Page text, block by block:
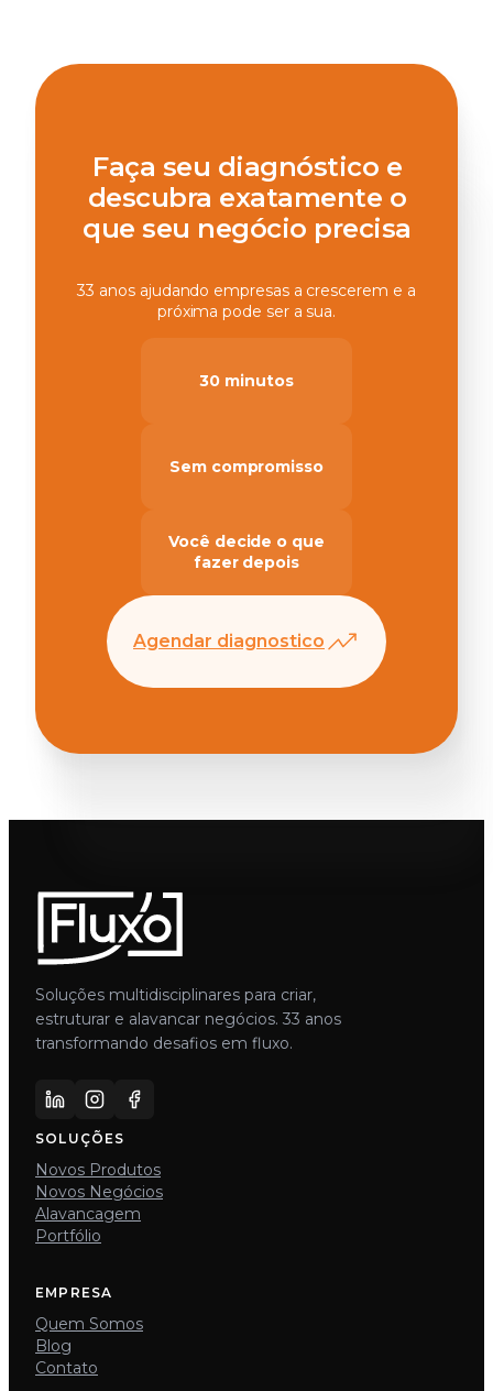
Faça seu diagnóstico e
descubra exatamente o
que seu negócio precisa
33 anos ajudando empresas a crescerem e a
próxima pode ser a sua.
30 minutos
Sem compromisso
Você decide o que
fazer depois
Agendar diagnostico
Soluções multidisciplinares para criar,
estruturar e alavancar negócios. 33 anos
transformando desafios em fluxo.
SOLUÇÕES
Novos Produtos
Novos Negócios
Alavancagem
Portfólio
EMPRESA
Quem Somos
Blog
Contato